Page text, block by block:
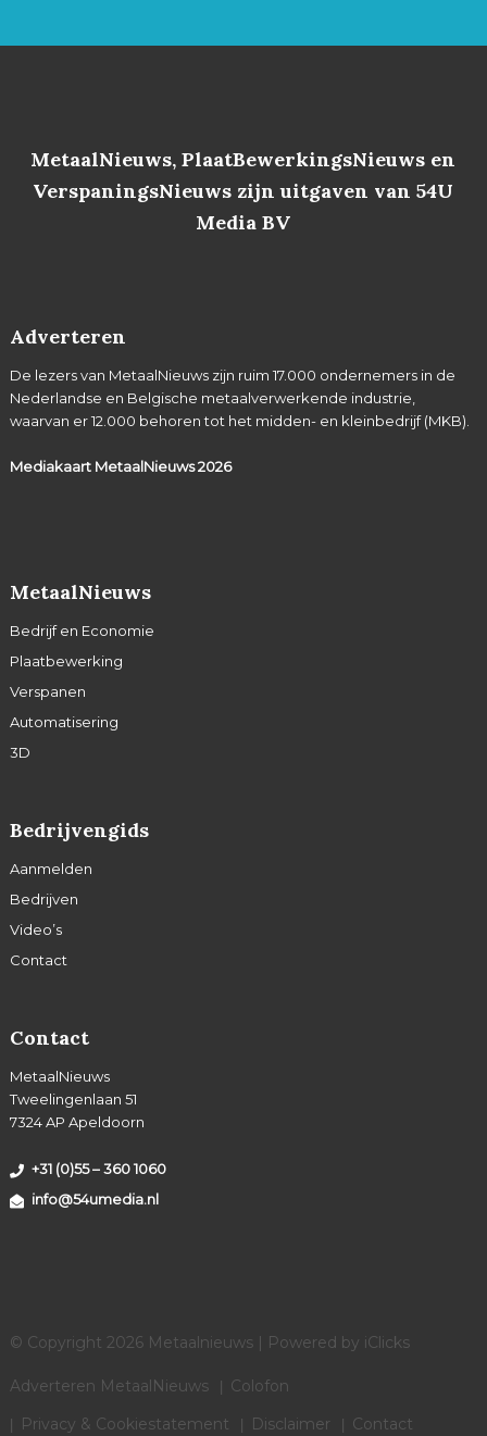
MetaalNieuws, PlaatBewerkingsNieuws en
VerspaningsNieuws zijn uitgaven van 54U
Media BV
Adverteren
De lezers van MetaalNieuws zijn ruim 17.000 ondernemers in de
Nederlandse en Belgische metaalverwerkende industrie,
waarvan er 12.000 behoren tot het midden- en kleinbedrijf (MKB).
Mediakaart MetaalNieuws2026
MetaalNieuws
Bedrijf en Economie
Plaatbewerking
Verspanen
Automatisering
3D
Bedrijvengids
Aanmelden
Bedrijven
Video’s
Contact
Contact
MetaalNieuws
Tweelingenlaan 51
7324 AP Apeldoorn
+31 (0)55 – 360 1060
info@54umedia.nl
© Copyright 2026 Metaalnieuws | Powered by iClicks
Adverteren MetaalNieuws
Colofon
Privacy & Cookiestatement
Disclaimer Contact